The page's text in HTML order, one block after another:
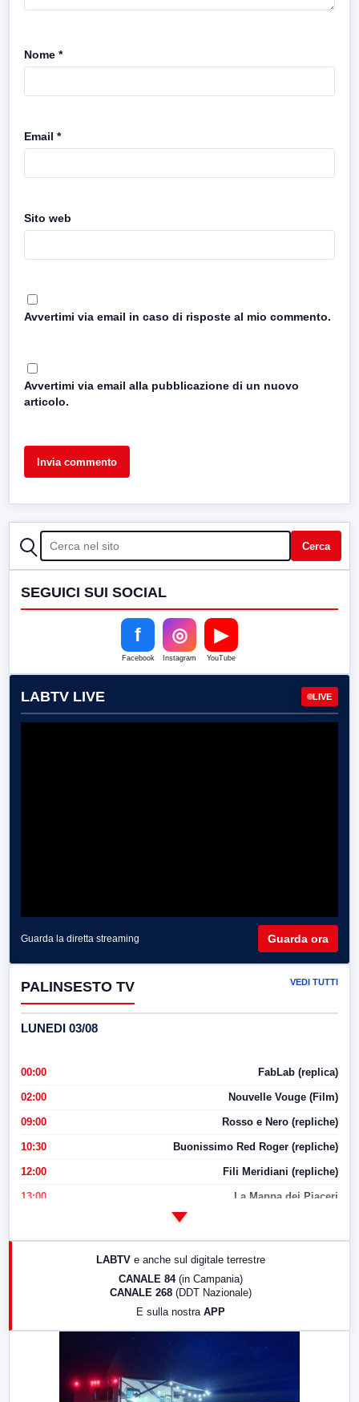
Nome *
Email *
Sito web
Avvertimi via email in caso di risposte al mio commento.
Avvertimi via email alla pubblicazione di un nuovo
articolo.
CERCA Cerca
SEGUICI SUI SOCIAL
f
Facebook
◎
Instagram
▶
YouTube
LABTV LIVE LIVE
Guarda la diretta streaming Guarda ora
PALINSESTO TV VEDI TUTTI
LUNEDI 03/08
00:00 FabLab (replica)
02:00 Nouvelle Vouge (Film)
09:00 Rosso e Nero (repliche)
10:30 Buonissimo Red Roger (repliche)
12:00 Fili Meridiani (repliche)
13:00 La Mappa dei Piaceri
LABTV e anche sul digitale terrestre
CANALE 84 (in Campania)
CANALE 268 (DDT Nazionale)
E sulla nostra APP